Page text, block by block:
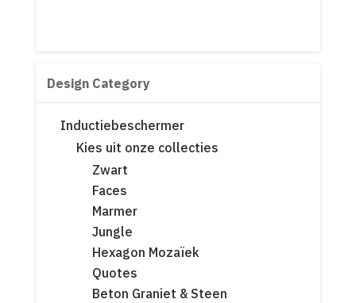
Design Category
Inductiebeschermer
Kies uit onze collecties
Zwart
Faces
Marmer
Jungle
Hexagon Mozaïek
Quotes
Beton Graniet & Steen